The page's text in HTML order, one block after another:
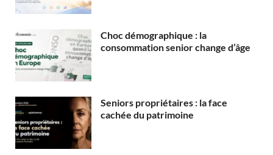
Choc démographique : la
consommation senior change d’âge
Seniors propriétaires : la face
cachée du patrimoine